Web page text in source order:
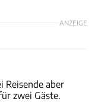
ANZEIGE
Reisende aber
zwei Gäste.